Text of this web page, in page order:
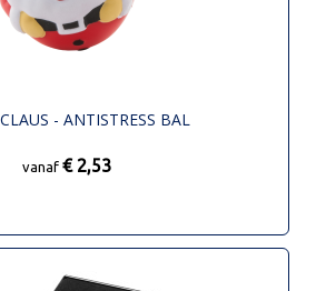
- ANTISTRESS BAL
vanaf € 2,53